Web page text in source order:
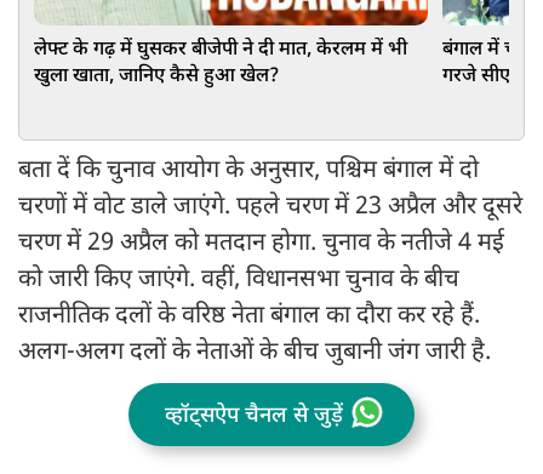
लेफ्ट के गढ़ में घुसकर बीजेपी ने दी मात, केरलम में भी
खुला खाता, जानिए कैसे हुआ खेल?
बंगाल में चला
गरजे सीएम
बता दें कि चुनाव आयोग के अनुसार, पश्चिम बंगाल में दो
चरणों में वोट डाले जाएंगे. पहले चरण में 23 अप्रैल और दूसरे
चरण में 29 अप्रैल को मतदान होगा. चुनाव के नतीजे 4 मई
को जारी किए जाएंगे. वहीं, विधानसभा चुनाव के बीच
राजनीतिक दलों के वरिष्ठ नेता बंगाल का दौरा कर रहे हैं.
अलग-अलग दलों के नेताओं के बीच जुबानी जंग जारी है.
व्हॉट्सऐप चैनल से जुड़ें